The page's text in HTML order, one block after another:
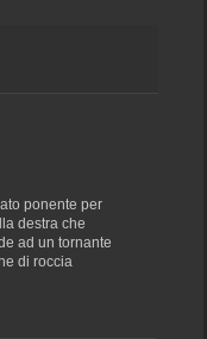
ponente per
destra che
ad un tornante
di roccia